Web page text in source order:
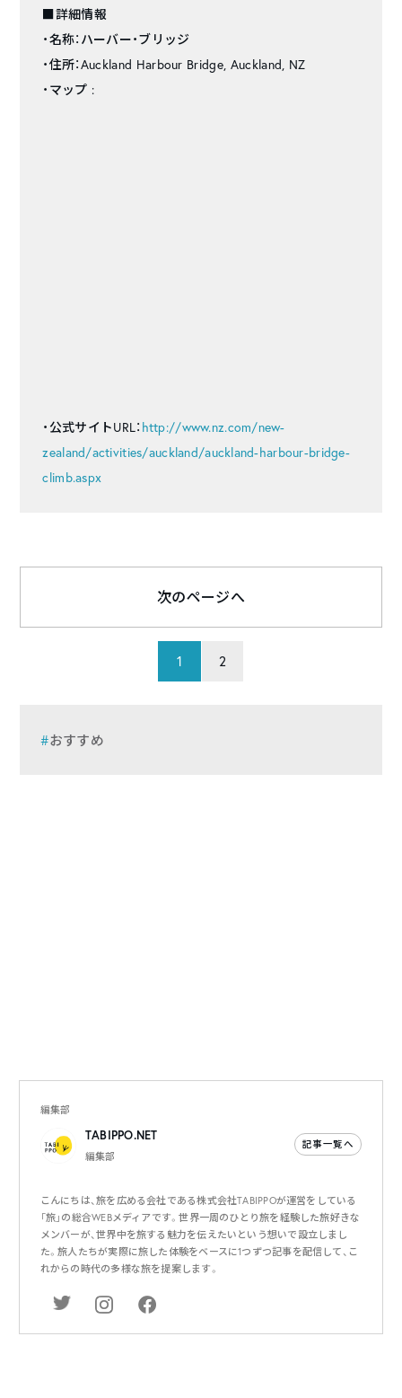
■詳細情報
・名称：ハーバー・ブリッジ
・住所：Auckland Harbour Bridge, Auckland, NZ
・マップ :
・公式サイトURL： http://www.nz.com/new-
zealand/activities/auckland/auckland-harbour-bridge-
climb.aspx
1 2
次のページへ
おすすめ
編集部
TABIPPO.NET
編集部
記事一覧へ
こんにちは、旅を広める会社である株式会社TABIPPOが運営をしている
「旅」の総合WEBメディアです。世界一周のひとり旅を経験した旅好きな
メンバーが、世界中を旅する魅力を伝えたいという想いで設立しまし
た。旅人たちが実際に旅した体験をベースに1つずつ記事を配信して、こ
れからの時代の多様な旅を提案します。